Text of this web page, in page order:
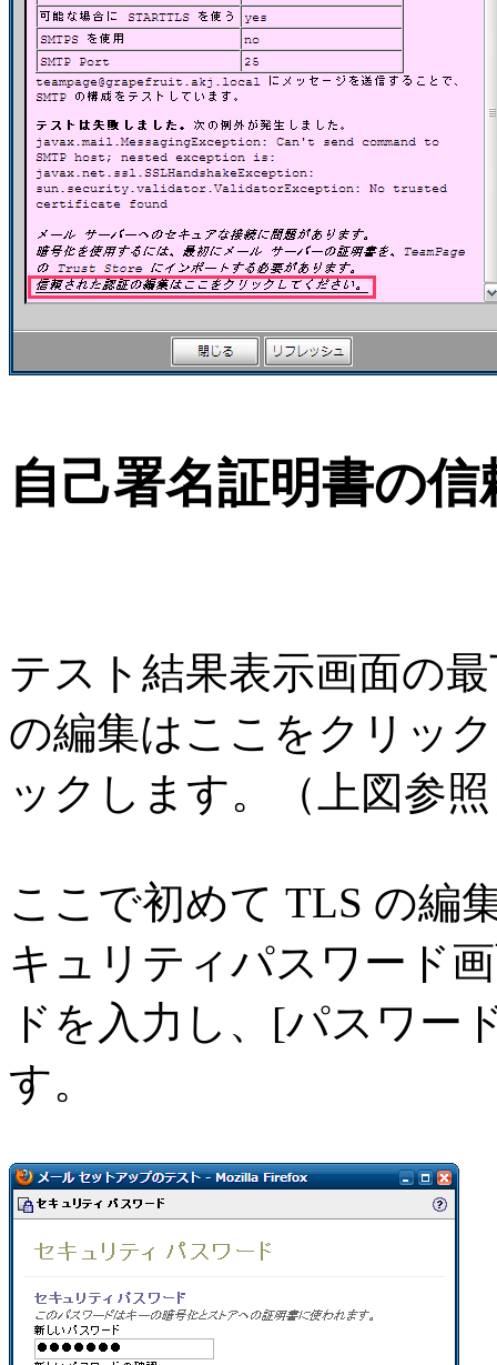
自己署名証明書の信
テスト結果表示画面の
の編集はここをクリッ
ックします。（上図参
ここで初めて TLS の編
キュリティパスワード
ドを入力し、[パスワー
す。